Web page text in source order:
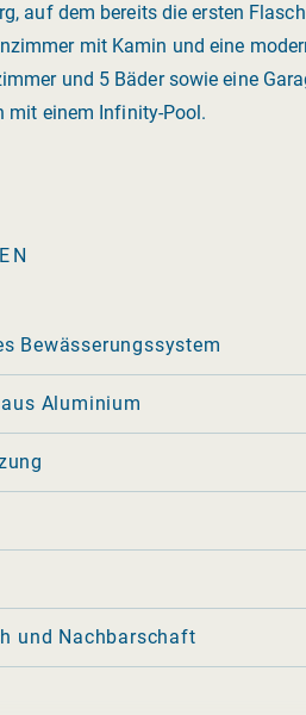
auf dem bereits die ersten
mit Kamin und eine
und 5 Bäder sowie eine
mit einem Infinity-Pool.
Bewässerungssystem
Aluminium
und Nachbarschaft